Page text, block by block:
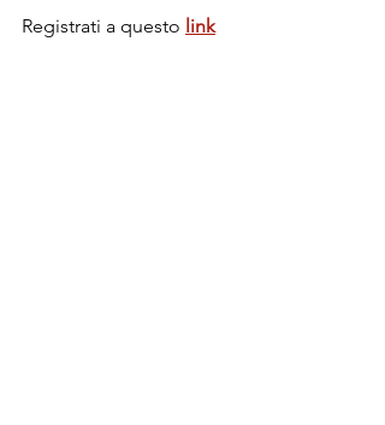
Registrati a questo link